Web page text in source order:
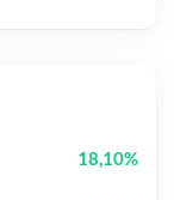
18,10%